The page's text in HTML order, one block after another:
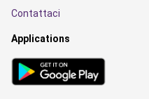
Contattaci
Applications